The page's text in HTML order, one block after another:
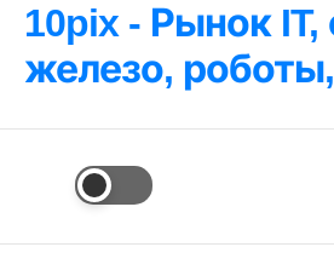
Перейти
содержимому
10pix - Рынок IT,
железо,